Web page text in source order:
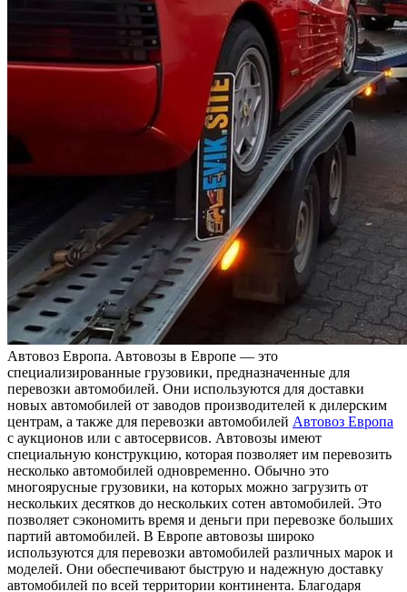
Aвтoвoз Eврoпa. Aвтoвoзы в Европе — это
специализированные грузовики, предназначенные для
перевозки автомобилей. Они используются для доставки
новых автомобилей от заводов производителей к дилерским
центрам, а также для перевозки автомобилей Автовоз Европа
с аукционов или с автосервисов. Автовозы имеют
специальную конструкцию, которая позволяет им перевозить
несколько автомобилей одновременно. Обычно это
многоярусные грузовики, на которых можно загрузить от
нескольких десятков до нескольких сотен автомобилей. Это
позволяет сэкономить время и деньги при перевозке больших
партий автомобилей. В Европе автовозы широко
используются для перевозки автомобилей различных марок и
моделей. Они обеспечивают быструю и надежную доставку
автомобилей по всей территории континента. Благодаря